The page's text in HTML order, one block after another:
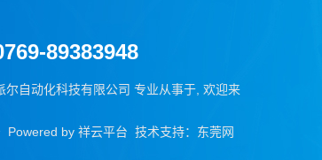
89383948
自动化科技有限公司 专业从事于, 欢迎来
Powered by 祥云平台 技术支持： 东莞网